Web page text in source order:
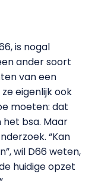
is nogal
ander soort
van een
eigenlijk ook
moeten: dat
het bsa. Maar
“Kan
wil D66 weten,
huidige opzet